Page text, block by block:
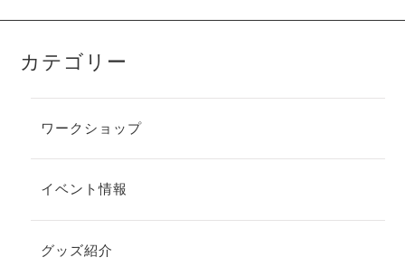
カテゴリー
ワークショップ
イベント情報
グッズ紹介